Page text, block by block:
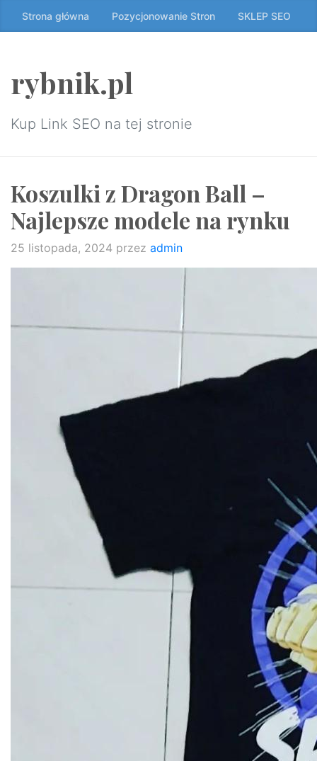
Przeskocz
do
Strona główna Pozycjonowanie Stron SKLEP SEO
rybnik.pl
Kup Link SEO na tej stronie
Koszulki z Dragon Ball –
Najlepsze modele na rynku
25 listopada, 2024 przez admin